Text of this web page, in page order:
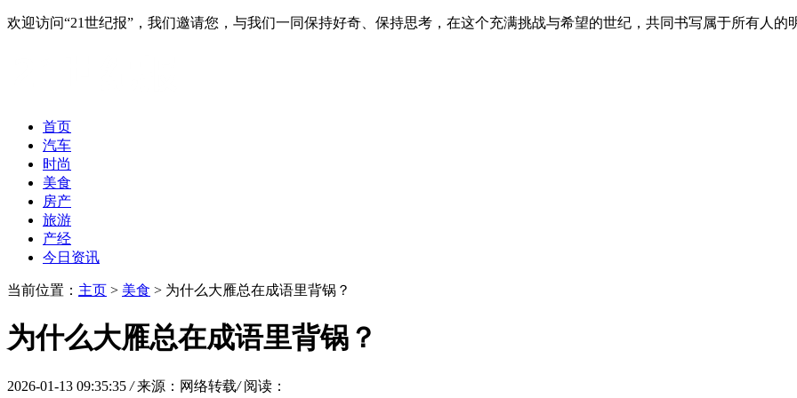
欢迎访问“21世纪报”，我们邀请您，与我们一同保持好奇、保持思考，在这个充满挑战与希望的世纪，共同书写属于所有人的
首页
汽车
时尚
美食
房产
旅游
产经
今日资讯
当前位置： 主页 > 美食 > 为什么大雁总在成语里背锅？
为什么大雁总在成语里背锅？
2026-01-13 09:35:35 / 来源：网络转载/ 阅读：